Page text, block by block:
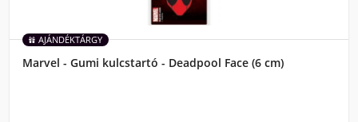
AJÁNDÉKTÁRGY
Marvel - Gumi kulcstartó - Deadpool Face (6 cm)